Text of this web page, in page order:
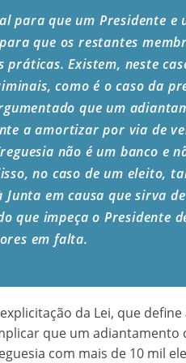
para que um Presidente e
que os restantes
Existem, neste
como é o caso da
que um
a amortizar por via de
não é um banco e
no caso de um eleito,
em causa que sirva
que impeça o Presidente
em falta.
da Lei, que
que um adiantamento
com mais de 10 mil